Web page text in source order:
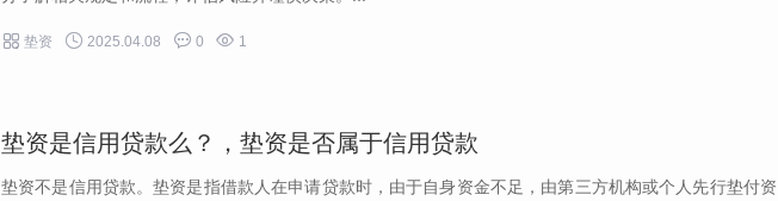
 垫资  2025.04.08  0  1
垫资是信用贷款么？，垫资是否属于信用贷款
垫资不是信用贷款。垫资是指借款人在申请贷款时，由于自身资金不足，由第三方机构或个人先行垫付资